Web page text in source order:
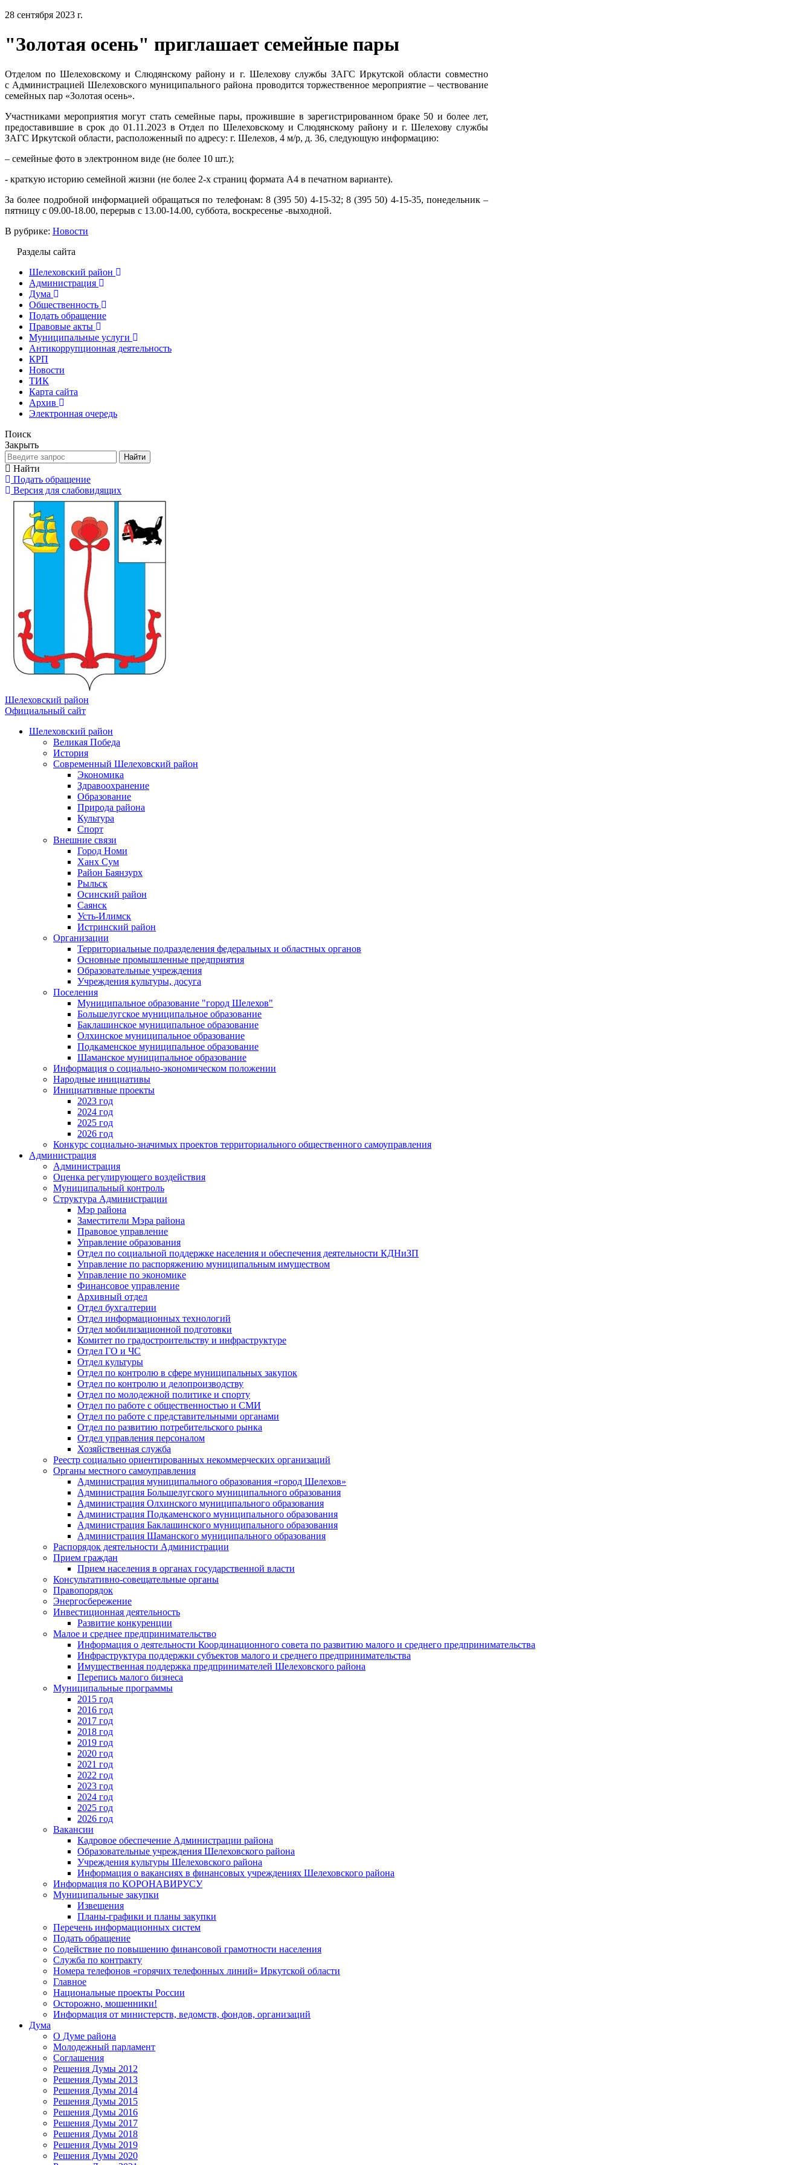
28 сентября 2023 г.
"Золотая осень" приглашает семейные пары
Отделом по Шелеховскому и Слюдянскому району и г. Шелехову службы ЗАГС Иркутской области совместно
с Администрацией Шелеховского муниципального района проводится торжественное мероприятие – чествование
семейных пар «Золотая осень».
Участниками мероприятия могут стать семейные пары, прожившие в зарегистрированном браке 50 и более лет,
предоставившие в срок до 01.11.2023 в Отдел по Шелеховскому и Слюдянскому району и г. Шелехову службы
ЗАГС Иркутской области, расположенный по адресу: г. Шелехов, 4 м/р, д. 36, следующую информацию:
– семейные фото в электронном виде (не более 10 шт.);
- краткую историю семейной жизни (не более 2-х страниц формата А4 в печатном варианте).
За более подробной информацией обращаться по телефонам: 8 (395 50) 4-15-32; 8 (395 50) 4-15-35, понедельник –
пятницу с 09.00-18.00, перерыв с 13.00-14.00, суббота, воскресенье -выходной.
В рубрике: Новости
Разделы сайта
Шелеховский район
Администрация
Дума
Общественность
Подать обращение
Правовые акты
Муниципальные услуги
Антикоррупционная деятельность
КРП
Новости
ТИК
Карта сайта
Архив
Электронная очередь
Поиск
Закрыть
Найти
Найти
Подать обращение
Версия для слабовидящих
Шелеховский район
Официальный сайт
Шелеховский район
Великая Победа
История
Современный Шелеховский район
Экономика
Здравоохранение
Образование
Природа района
Культура
Спорт
Внешние связи
Город Номи
Ханх Сум
Район Баянзурх
Рыльск
Осинский район
Саянск
Усть-Илимск
Истринский район
Организации
Территориальные подразделения федеральных и областных органов
Основные промышленные предприятия
Образовательные учреждения
Учреждения культуры, досуга
Поселения
Муниципальное образование "город Шелехов"
Большелугское муниципальное образование
Баклашинское муниципальное образование
Олхинское муниципальное образование
Подкаменское муниципальное образование
Шаманское муниципальное образование
Информация о социально-экономическом положении
Народные инициативы
Инициативные проекты
2023 год
2024 год
2025 год
2026 год
Конкурс социально-значимых проектов территориального общественного самоуправления
Администрация
Администрация
Оценка регулирующего воздействия
Муниципальный контроль
Структура Администрации
Мэр района
Заместители Мэра района
Правовое управление
Управление образования
Отдел по социальной поддержке населения и обеспечения деятельности КДНиЗП
Управление по распоряжению муниципальным имуществом
Управление по экономике
Финансовое управление
Архивный отдел
Отдел бухгалтерии
Отдел информационных технологий
Отдел мобилизационной подготовки
Комитет по градостроительству и инфраструктуре
Отдел ГО и ЧС
Отдел культуры
Отдел по контролю в сфере муниципальных закупок
Отдел по контролю и делопроизводству
Отдел по молодежной политике и спорту
Отдел по работе с общественностью и СМИ
Отдел по работе с представительными органами
Отдел по развитию потребительского рынка
Отдел управления персоналом
Хозяйственная служба
Реестр социально ориентированных некоммерческих организаций
Органы местного самоуправления
Администрация муниципального образования «город Шелехов»
Администрация Большелугского муниципального образования
Администрация Олхинского муниципального образования
Администрация Подкаменского муниципального образования
Администрация Баклашинского муниципального образования
Администрация Шаманского муниципального образования
Распорядок деятельности Администрации
Прием граждан
Прием населения в органах государственной власти
Консультативно-совещательные органы
Правопорядок
Энергосбережение
Инвестиционная деятельность
Развитие конкуренции
Малое и среднее предпринимательство
Информация о деятельности Координационного совета по развитию малого и среднего предпринимательства
Инфраструктура поддержки субъектов малого и среднего предпринимательства
Имущественная поддержка предпринимателей Шелеховского района
Перепись малого бизнеса
Муниципальные программы
2015 год
2016 год
2017 год
2018 год
2019 год
2020 год
2021 год
2022 год
2023 год
2024 год
2025 год
2026 год
Вакансии
Кадровое обеспечение Администрации района
Образовательные учреждения Шелеховского района
Учреждения культуры Шелеховского района
Информация о вакансиях в финансовых учреждениях Шелеховского района
Информация по КОРОНАВИРУСУ
Муниципальные закупки
Извещения
Планы-графики и планы закупки
Перечень информационных систем
Подать обращение
Содействие по повышению финансовой грамотности населения
Служба по контракту
Номера телефонов «горячих телефонных линий» Иркутской области
Главное
Национальные проекты России
Осторожно, мошенники!
Информация от министерств, ведомств, фондов, организаций
Дума
О Думе района
Молодежный парламент
Соглашения
Решения Думы 2012
Решения Думы 2013
Решения Думы 2014
Решения Думы 2015
Решения Думы 2016
Решения Думы 2017
Решения Думы 2018
Решения Думы 2019
Решения Думы 2020